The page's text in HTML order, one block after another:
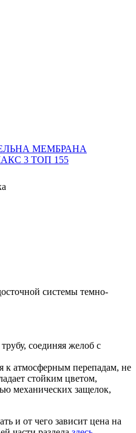
МЕМБРАНА
3 ТОП 155
системы темно-
соединяя желоб с
к атмосферным перепадам, не
стойким цветом,
механических защелок,
и от чего зависит цена на